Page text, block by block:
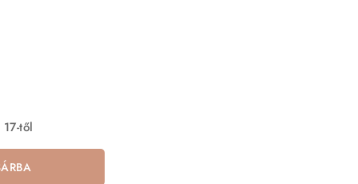
től